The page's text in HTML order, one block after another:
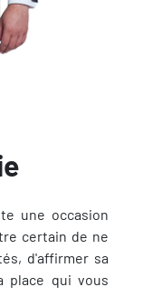
une occasion
certain de ne
d'affirmer sa
place qui vous